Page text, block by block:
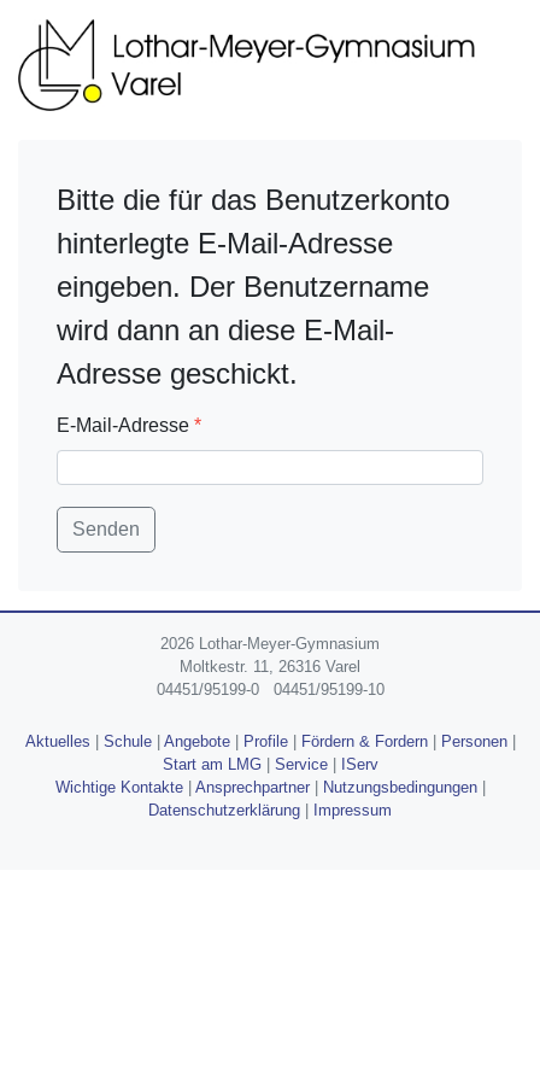
Bitte die für das Benutzerkonto
hinterlegte E-Mail-Adresse
eingeben. Der Benutzername
wird dann an diese E-Mail-
Adresse geschickt.
E-Mail-Adresse *
Senden
2026 Lothar-Meyer-Gymnasium
Moltkestr. 11, 26316 Varel
04451/95199-0
04451/95199-10
Aktuelles Schule| Angebote| Profile| Fördern & Fordern| Personen|
Start am LMG| Service|
IServ
Wichtige Kontakte| Ansprechpartner| Nutzungsbedingungen|
Datenschutzerklärung
Impressum